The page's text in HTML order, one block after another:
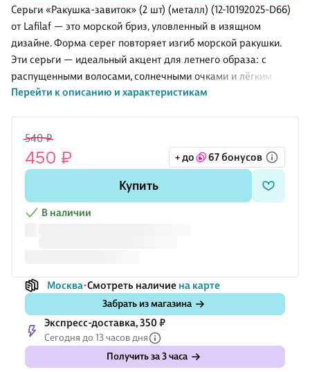
Серьги «Ракушка-завиток» (2 шт) (металл) (12-10192025-D66)
от Lafilaf — это морской бриз, уловленный в изящном
дизайне. Форма серег повторяет изгиб морской ракушки.
Эти серьги — идеальный акцент для летнего образа: с
распущенными волосами, солнечными очками и лёгким
платьем. Но они же прекрасно впишутся и в повседневный
Подарите себе ощущение отпуска, даже если вы в городе.
Lafilaf снова в теме: украшения, которые дышат. А эти серьги
— как шепот волн у самого уха.
Перейти к описанию и характеристикам
Черепашка и
Рыбка (бисер,
металл) (12-
10192025-
D45) (Lafilaf)
positive
(ПВХ) (3х2,5)
(12-
Manmiao-
202508-KC1)
(4,8г) (Eat
My) (577055)
540 ₽
450 ₽ + до 67 бонусов
Купить
В наличии
Москва Смотреть наличие на карте
Забрать из магазина
Экспресс-доставка, 350 ₽
Сегодня до 13 часов дня
Получить за 3 часа